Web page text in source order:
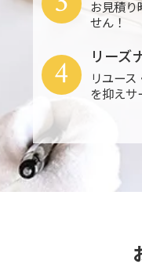
お見積り
せん！
リーズ
リユー
を抑えサ
4